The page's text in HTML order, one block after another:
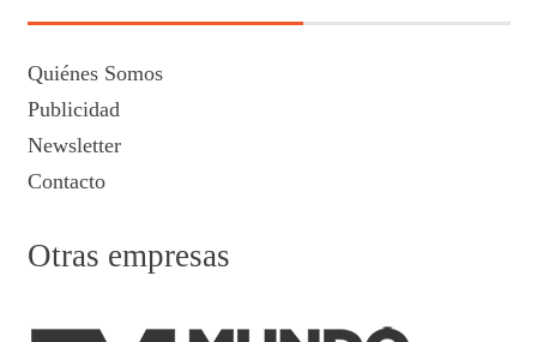
Quiénes Somos
Publicidad
Newsletter
Contacto
Otras empresas